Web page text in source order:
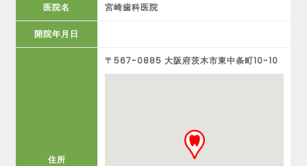
医院名 宮崎歯科医院
開院年月日
住所
〒567-0885 大阪府茨木市東中条町10-10